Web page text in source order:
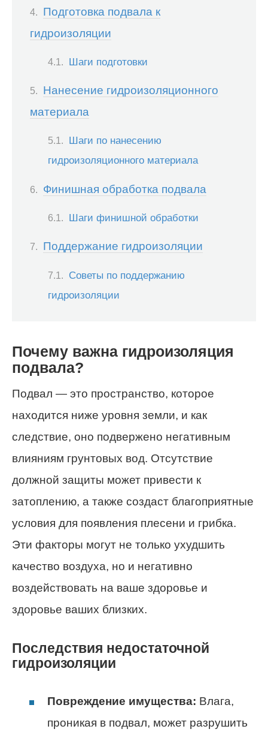
Подготовка подвала к
гидроизоляции
Шаги подготовки
Нанесение гидроизоляционного
материала
Шаги по нанесению
гидроизоляционного материала
Финишная обработка подвала
Шаги финишной обработки
Поддержание гидроизоляции
Советы по поддержанию
гидроизоляции
Почему важна гидроизоляция
подвала?
Подвал — это пространство, которое
находится ниже уровня земли, и как
следствие, оно подвержено негативным
влияниям грунтовых вод. Отсутствие
должной защиты может привести к
затоплению, а также создаст благоприятные
условия для появления плесени и грибка.
Эти факторы могут не только ухудшить
качество воздуха, но и негативно
воздействовать на ваше здоровье и
здоровье ваших близких.
Последствия недостаточной
гидроизоляции
Повреждение имущества: Влага,
проникая в подвал, может разрушить